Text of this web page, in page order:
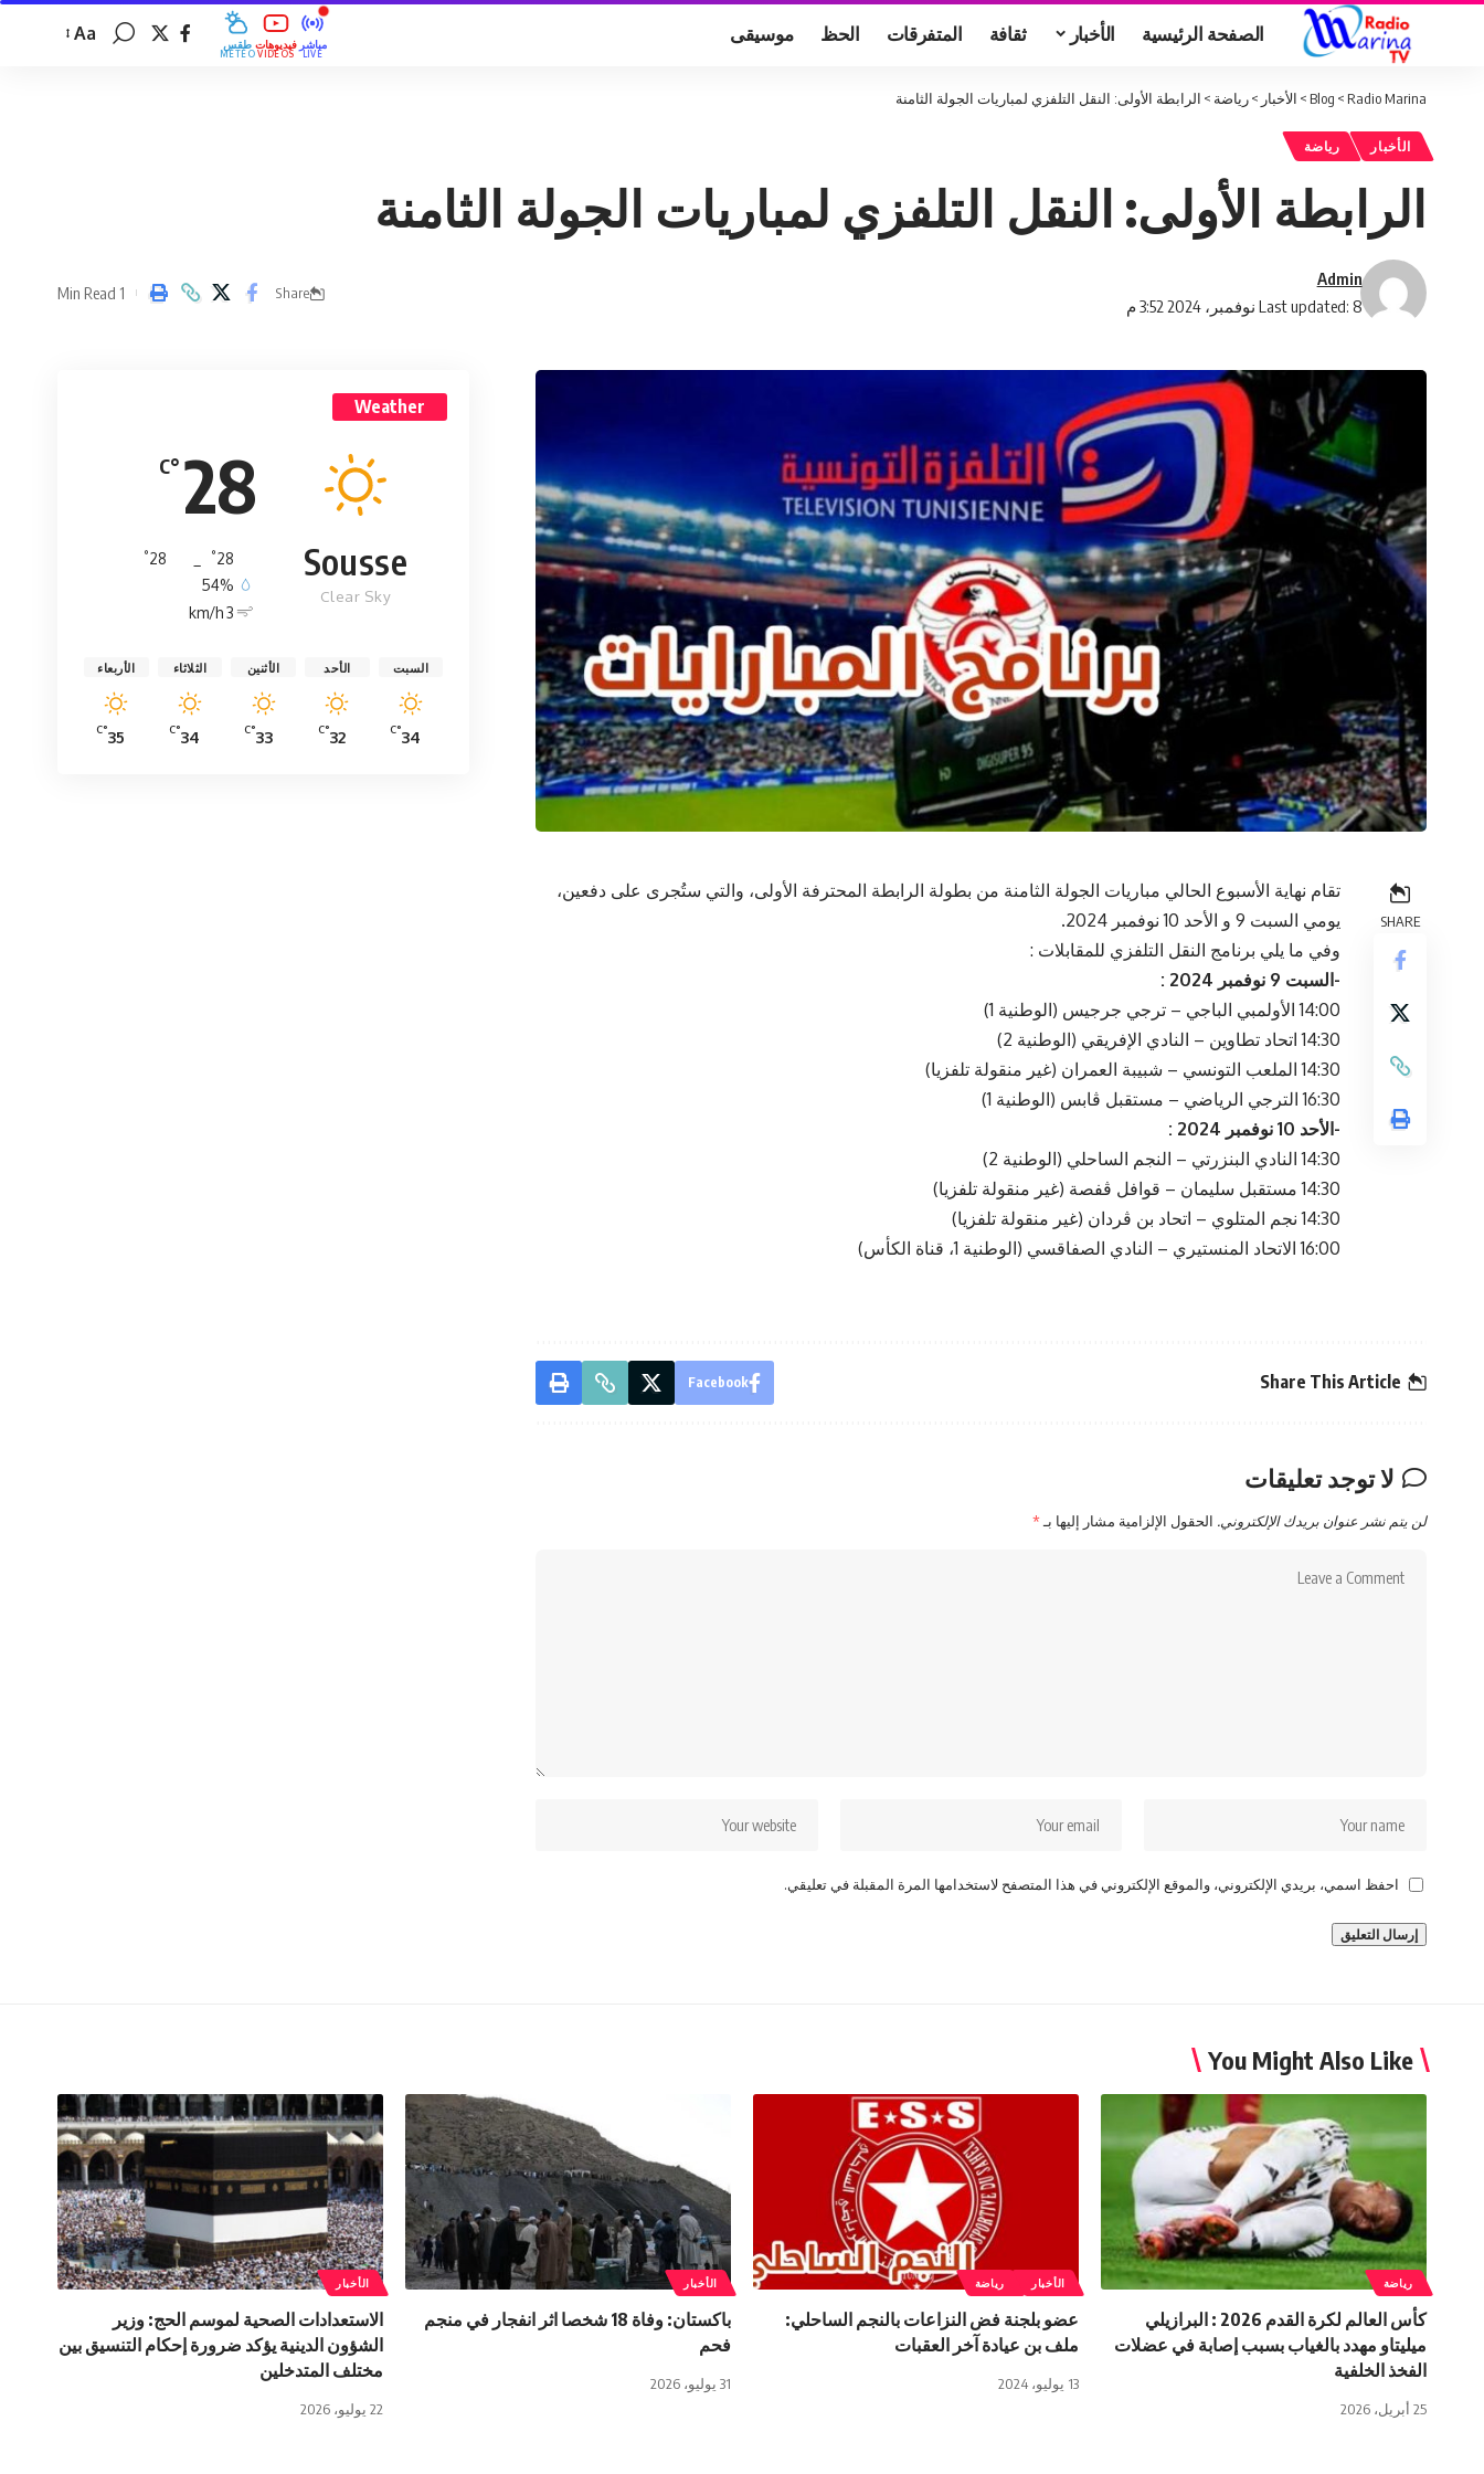
الصفحة الرئيسية الأخبار ثقافة المتفرقات الحظ موسيقى طقس
MÉTÉO
فيديوهات
VIDÉOS
مباشر
LIVE
Aa
Radio Marina
>
Blog
> الأخبار >رياضة > الرابطة الأولى: النقل التلفزي لمباريات الجولة الثامنة
الأخبار رياضة
الرابطة الأولى: النقل التلفزي لمباريات الجولة الثامنة
Last updated: 8 نوفمبر، 2024 3:52 م
Admin
Share
1 Min Read
SHARE
تقام نهاية الأسبوع الحالي مباريات الجولة الثامنة من بطولة الرابطة المحترفة الأولى، والتي ستُجرى على دفعين،
يومي السبت 9 و الأحد 10 نوفمبر 2024.
وفي ما يلي برنامج النقل التلفزي للمقابلات :
-السبت 9 نوفمبر 2024 :
14:00 الأولمبي الباجي – ترجي جرجيس (الوطنية 1)
14:30 اتحاد تطاوين – النادي الإفريقي (الوطنية 2)
14:30 الملعب التونسي – شبيبة العمران (غير منقولة تلفزيا)
16:30 الترجي الرياضي – مستقبل ڤابس (الوطنية 1)
-الأحد 10 نوفمبر 2024 :
14:30 النادي البنزرتي – النجم الساحلي (الوطنية 2)
14:30 مستقبل سليمان – قوافل ڤفصة (غير منقولة تلفزيا)
14:30 نجم المتلوي – اتحاد بن ڤردان (غير منقولة تلفزيا)
16:00 الاتحاد المنستيري – النادي الصفاقسي (الوطنية 1، قناة الكأس)
Share This Article
Facebook
لا توجد تعليقات
لن يتم نشر عنوان بريدك الإلكتروني. الحقول الإلزامية مشار إليها بـ*
احفظ اسمي، بريدي الإلكتروني، والموقع الإلكتروني في هذا المتصفح لاستخدامها المرة المقبلة في تعليقي.
Weather
28
°C
Sousse
Clear Sky
28
°
28
°
54%
3 km/h
السبت
34
°C
الأحد
32
°C
الأثنين
33
°C
الثلاثاء
34
°C
الأربعاء
35
°C
You Might Also Like
رياضة
كأس العالم لكرة القدم 2026 : البرازيلي
ميليتاو مهدد بالغياب بسبب إصابة في عضلات
الفخذ الخلفية
25 أبريل، 2026
الأخبار رياضة
عضو بلجنة فض النزاعات بالنجم الساحلي:
ملف بن عيادة آخر العقبات
13 يوليو، 2024
الأخبار
باكستان: وفاة 18 شخصا اثر انفجار في منجم
فحم
31 يوليو، 2026
الأخبار
الاستعدادات الصحية لموسم الحج: وزير
الشؤون الدينية يؤكد ضرورة إحكام التنسيق بين
مختلف المتدخلين
22 يوليو، 2026